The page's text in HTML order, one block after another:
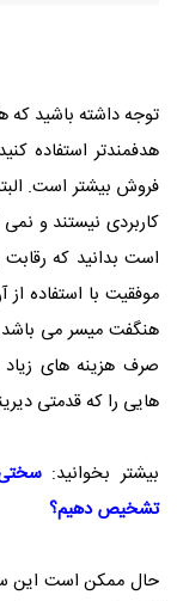
توجه داشته باشید که
هدفمندتر استفاده
فروش بیشتر است.
کاربردی نیستند و
است بدانید که
موفقیت با استفاده
هنگفت میسر می
صرف هزینه های زیاد
هایی را که قدمتی
بیشتر بخوانید:
تشخیص دهیم؟
حال ممکن است این